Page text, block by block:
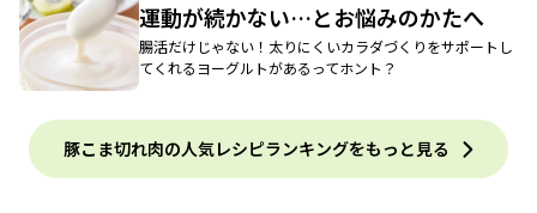
運動が続かない…とお悩みのかたへ
腸活だけじゃない！太りにくいカラダづくりをサポートし
てくれるヨーグルトがあるってホント？
豚こま切れ肉の人気レシピランキングをもっと見る